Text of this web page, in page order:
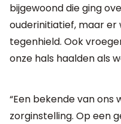
bijgewoond die ging
ouderinitiatief, maar er
tegenhield. Ook
onze hals haalden als
“Een bekende van
zorginstelling. Op een